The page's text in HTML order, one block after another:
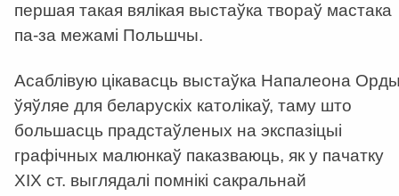
першая такая вялікая выстаўка твораў мастака
па-за межамі Польшчы.
Асаблівую цікавасць выстаўка Напалеона
ўяўляе для беларускіх католікаў, таму што
большасць прадстаўленых на экспазіцыі
графічных малюнкаў паказваюць, як у пачатку
XIX ст. выглядалі помнікі сакральнай